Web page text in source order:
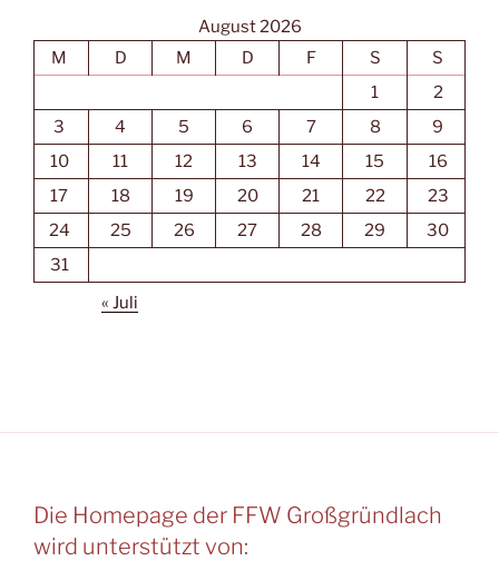
August 2026
M
D M D F S
S
1
2
3
4 5 6 7 8
9
10
11 12 13 14 15
16
17
18 19 20 21 22
23
24
25 26 27 28 29
30
31
« Juli
Die Homepage der FFW Großgründlach
wird unterstützt von: